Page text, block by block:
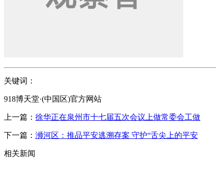
关键词：
918博天堂·(中国区)官方网站
上一篇： 徐华正在泉州市十七届五次会议上做常委会工做
下一篇： 浉河区：推品平安逃溯存案 守护“舌尖上的平安
相关新闻